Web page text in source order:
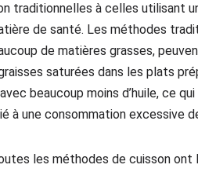
traditionnelles à celles utilisant
de santé. Les méthodes
de matières grasses,
saturées dans les plats
beaucoup moins d’huile, ce
à une consommation excessive
les méthodes de cuisson ont